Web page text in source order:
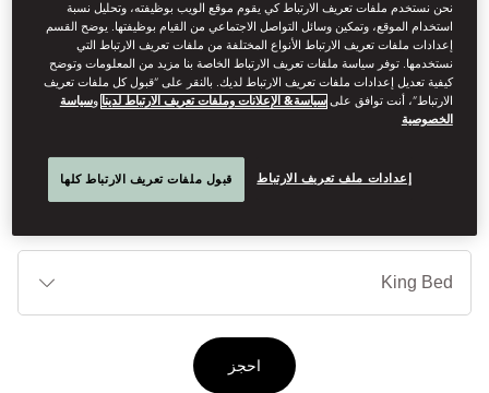
MANDARIN ROOM
These stylish rooms are flooded with light and are furnished in a
classic-contemporary style with a comfortable seating area.
احجز
نحن نستخدم ملفات تعريف الارتباط كي يقوم موقع الويب بوظيفته، وتحليل نسبة
استخدام الموقع، وتمكين وسائل التواصل الاجتماعي من القيام بوظيفتها. يوضح القسم
إعدادات ملفات تعريف الارتباط الأنواع المختلفة من ملفات تعريف الارتباط التي
نستخدمها. توفر سياسة ملفات تعريف الارتباط الخاصة بنا مزيد من المعلومات وتوضح
كيفية تعديل إعدادات ملفات تعريف الارتباط لديك. بالنقر على “قبول كل ملفات تعريف
الارتباط”، أنت توافق علىسياسة& الإعلانات وملفات تعريف الارتباط لدينا وسياسة
الخصوصية
إعدادات ملف تعريف الارتباط قبول ملفات تعريف الارتباط كلها